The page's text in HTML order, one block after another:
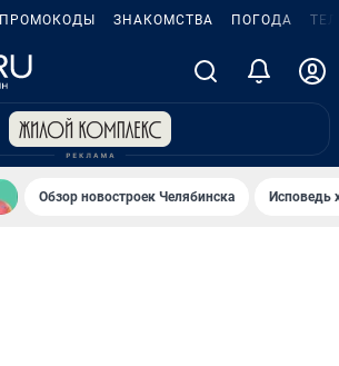
ПРОМОКОДЫ ЗНАКОМСТВА ПОГОДА
Обзор новостроек Челябинска Исповедь